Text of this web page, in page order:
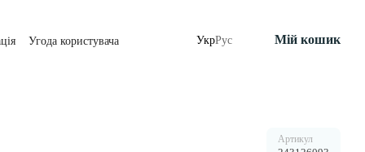
Угода користувача УкрРус Мій кошик
Артикул